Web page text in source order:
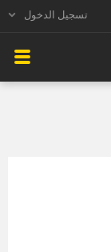
تسجيل الدخول